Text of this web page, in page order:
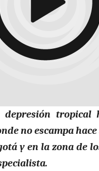
depresión
no escampa
y en la zona de